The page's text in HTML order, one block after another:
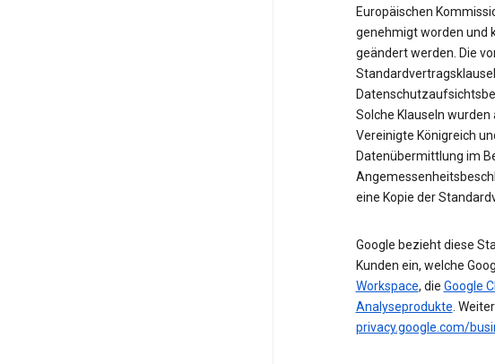
Europäischen
genehmigt worden und
geändert werden. Die
Solche Klauseln
Vereinigte Königreich
Datenübermittlung im
eine Kopie der
Google bezieht diese
Kunden ein, welche
Workspace, die Google
Analyseprodukte.
privacy.google.com/